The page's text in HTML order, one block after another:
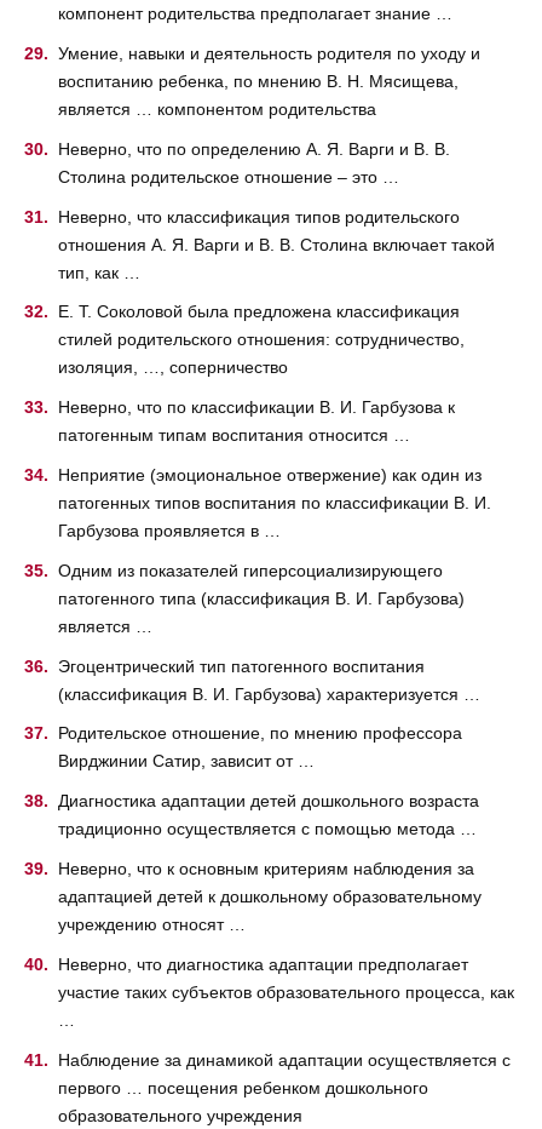
компонент родительства предполагает знание …
Умение, навыки и деятельность родителя по уходу и
воспитанию ребенка, по мнению В. Н. Мясищева,
является … компонентом родительства
Неверно, что по определению А. Я. Варги и В. В.
Столина родительское отношение – это …
Неверно, что классификация типов родительского
отношения А. Я. Варги и В. В. Столина включает такой
тип, как …
Е. Т. Соколовой была предложена классификация
стилей родительского отношения: сотрудничество,
изоляция, …, соперничество
Неверно, что по классификации В. И. Гарбузова к
патогенным типам воспитания относится …
Неприятие (эмоциональное отвержение) как один из
патогенных типов воспитания по классификации В. И.
Гарбузова проявляется в …
Одним из показателей гиперсоциализирующего
патогенного типа (классификация В. И. Гарбузова)
является …
Эгоцентрический тип патогенного воспитания
(классификация В. И. Гарбузова) характеризуется …
Родительское отношение, по мнению профессора
Вирджинии Сатир, зависит от …
Диагностика адаптации детей дошкольного возраста
традиционно осуществляется с помощью метода …
Неверно, что к основным критериям наблюдения за
адаптацией детей к дошкольному образовательному
учреждению относят …
Неверно, что диагностика адаптации предполагает
участие таких субъектов образовательного процесса, как
Наблюдение за динамикой адаптации осуществляется с
первого … посещения ребенком дошкольного
образовательного учреждения